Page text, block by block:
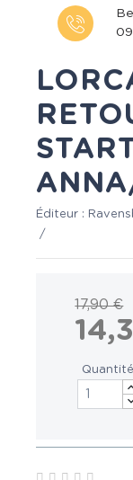
Éditeur :
/
17,90 €
Quantité